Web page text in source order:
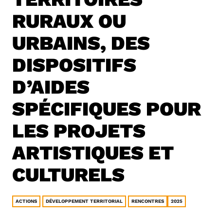
RURAUX OU
URBAINS, DES
DISPOSITIFS
D’AIDES
SPÉCIFIQUES POUR
LES PROJETS
ARTISTIQUES ET
CULTURELS
ACTIONS DÉVELOPPEMENT TERRITORIAL RENCONTRES 2025